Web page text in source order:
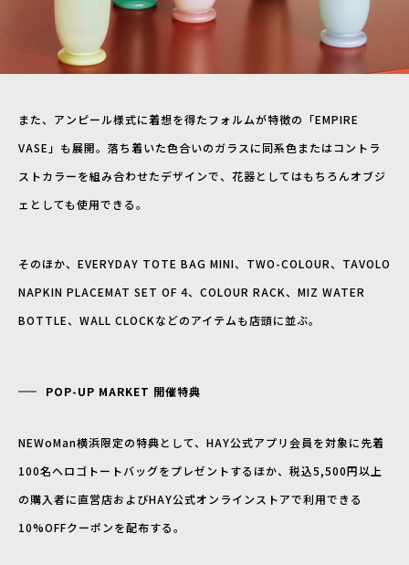
また、アンピール様式に着想を得たフォルムが特徴の「EMPIRE
VASE」も展開。落ち着いた色合いのガラスに同系色またはコントラ
ストカラーを組み合わせたデザインで、花器としてはもちろんオブジ
ェとしても使用できる。
そのほか、EVERYDAY TOTE BAG MINI、TWO-COLOUR、TAVOLO
NAPKIN PLACEMAT SET OF 4、COLOUR RACK、MIZ WATER
BOTTLE、WALL CLOCKなどのアイテムも店頭に並ぶ。
POP-UP MARKET 開催特典
NEWoMan横浜限定の特典として、HAY公式アプリ会員を対象に先着
100名へロゴトートバッグをプレゼントするほか、税込5,500円以上
の購入者に直営店およびHAY公式オンラインストアで利用できる
10%OFFクーポンを配布する。